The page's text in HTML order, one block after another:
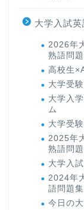
大学入試
2026年
熟語問
高校生
大学受
大学入
ム
大学受
2025年
熟語問
大学入
2024年
語問題集
今日の